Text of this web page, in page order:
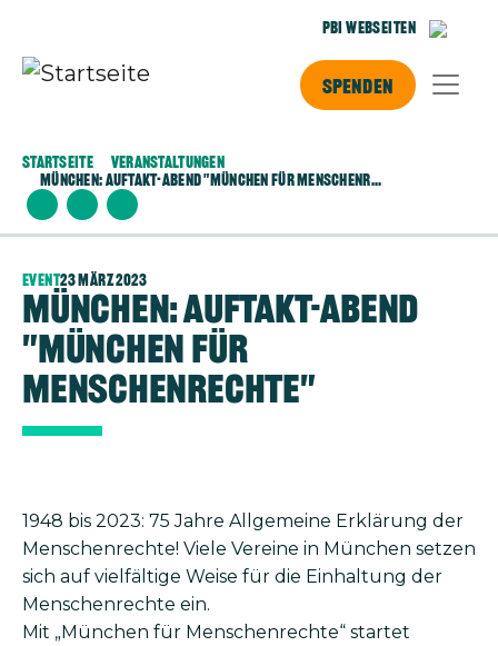
PBI Webseiten
Spenden
Startseite
Veranstaltungen
München: Auftakt-Abend "München Für Menschenr...
Event23 März 2023
München: Auftakt-Abend
"München für
Menschenrechte"
1948 bis 2023: 75 Jahre Allgemeine Erklärung der
Menschenrechte! Viele Vereine in München setzen
sich auf vielfältige Weise für die Einhaltung der
Menschenrechte ein.
Mit „München für Menschenrechte“ startet